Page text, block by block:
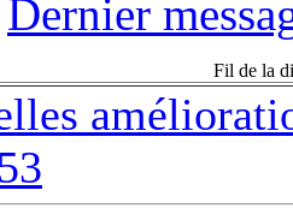
Dernier
Fil de la